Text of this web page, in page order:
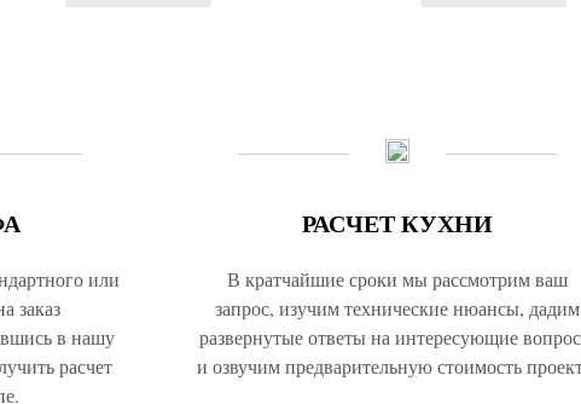
или
заказ
в нашу
расчет
РАСЧЕТ КУХНИ
В кратчайшие сроки мы рассмотрим ваш
запрос, изучим технические нюансы, дадим
развернутые ответы на интересующие
и озвучим предварительную стоимость